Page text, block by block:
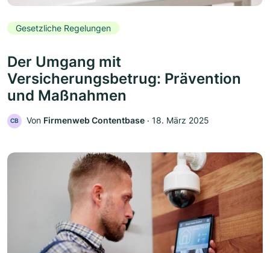
Gesetzliche Regelungen
Der Umgang mit
Versicherungsbetrug: Prävention
und Maßnahmen
CB Von Firmenweb Contentbase ‧ 18. März 2025